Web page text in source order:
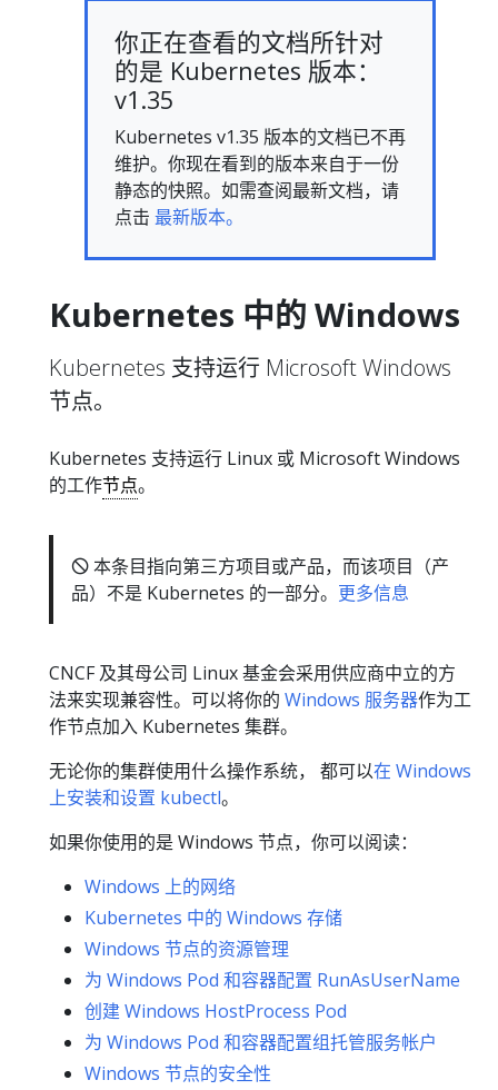
你正在查看的文档所针对
的是 Kubernetes 版本：
v1.35
Kubernetes v1.35 版本的文档已不再
维护。你现在看到的版本来自于一份
静态的快照。如需查阅最新文档，请
点击 最新版本。
Kubernetes 中的 Windows
Kubernetes 支持运行 Microsoft Windows
节点。
Kubernetes 支持运行 Linux 或 Microsoft Windows
的工作节点。
🛇 本条目指向第三方项目或产品，而该项目（产
品）不是 Kubernetes 的一部分。 更多信息
CNCF 及其母公司 Linux 基金会采用供应商中立的方
法来实现兼容性。可以将你的 Windows 服务器作为工
作节点加入 Kubernetes 集群。
无论你的集群使用什么操作系统， 都可以在 Windows
上安装和设置 kubectl。
如果你使用的是 Windows 节点，你可以阅读：
Windows 上的网络
Kubernetes 中的 Windows 存储
Windows 节点的资源管理
为 Windows Pod 和容器配置 RunAsUserName
创建 Windows HostProcess Pod
为 Windows Pod 和容器配置组托管服务帐户
Windows 节点的安全性